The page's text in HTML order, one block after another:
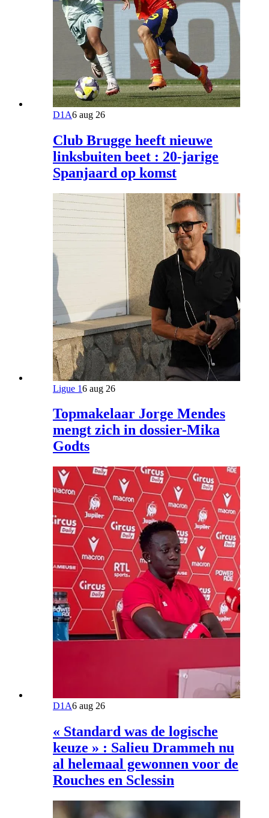
D1A6 aug 26
Club Brugge heeft nieuwe
linksbuiten beet : 20-jarige
Spanjaard op komst
Ligue 16 aug 26
Topmakelaar Jorge Mendes
mengt zich in dossier-Mika
Godts
D1A6 aug 26
« Standard was de logische
keuze » : Salieu Drammeh nu
al helemaal gewonnen voor de
Rouches en Sclessin